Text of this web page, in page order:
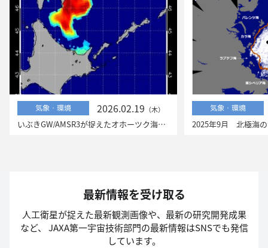
気象・環境 2026.02.19 （木）
いぶきGW/AMSR3が捉えたオホーツク海の流氷
気象・環境
最新情報を受け取る
人工衛星が捉えた最新観測画像や、最新の研究開発成果
など、
JAXA第一宇宙技術部門の最新情報はSNSでも発信
しています。